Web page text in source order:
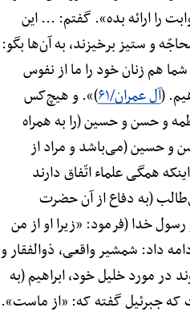
را ارائه بده». گفتم: ... این
و ستیز برخیزند، به آن‌ها بگو:
هم زنان خود را ما از نفوس
(آل عمران/۶۱ )». و هیچ‌کس
و حسن و حسین (را به همراه
و حسین (می‌باشد و مراد از
همگی علماء اتّفاق دارند
(به دفاع از آن حضرت
خدا (فرمود: «زیرا او از من
داد: شمشیر واقعی، ذوالفقار و
در مورد خلیل خود، ابراهیم (به
که جبرئیل گفته که: «از ماست».